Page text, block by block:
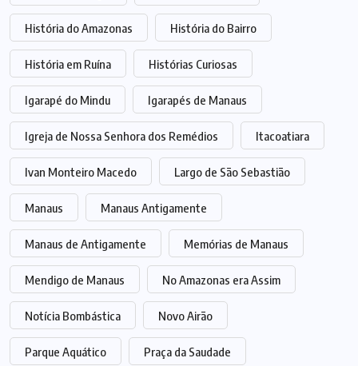
História do Amazonas História do Bairro
História em Ruína Histórias Curiosas
Igarapé do Mindu Igarapés de Manaus
Igreja de Nossa Senhora dos Remédios Itacoatiara
Ivan Monteiro Macedo Largo de São Sebastião
Manaus Manaus Antigamente
Manaus de Antigamente Memórias de Manaus
Mendigo de Manaus No Amazonas era Assim
Notícia Bombástica Novo Airão
Parque Aquático Praça da Saudade